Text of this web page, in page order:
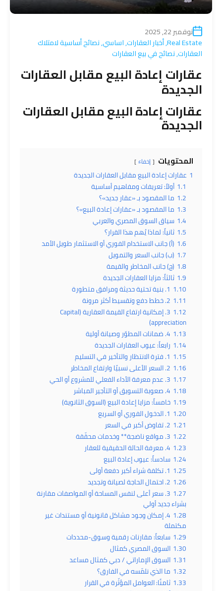
نوفمبر 22, 2025
Real Estate
,أخبار العقارات,اساسي,نصائح أساسية لامتلاك
العقارات,نصائح في بيع العقارات
عقارات إعادة البيع مقابل العقارات
الجديدة
عقاراتإعادة البيع مقابلالعقارات
الجديدة
المحتويات إخفاء
1 عقارات إعادة البيع مقابل العقارات الجديدة
1.1 أولاً: تعريفات ومفاهيم أساسية
1.2 ما المقصود بـ «عقار جديد»؟
1.3 ما المقصود بـ «عقارات إعادة البيع»؟
1.4 سياق السوق المصري والعربي
1.5 ثانياً: لماذا يُهم هذا القرار؟
1.6 (أ) جانب الاستخدام الفوري أو الاستثمار طويل الأمد
1.7 (ب) جانب السعر والتمويل
1.8 (ج) جانب المخاطر والقيمة
1.9 ثالثاً: مزايا العقارات الجديدة
1.10 1. بنية تحتية حديثة ومرافق متطورة
1.11 2. خطط دفع وتقسيط أكثر مرونة
1.12
3. إمكانية ارتفاع القيمة العقارية (Capital
appreciation)
1.13 4. ضمانات المطوّر وصيانة أولية
1.14 رابعاً: عيوب العقارات الجديدة
1.15 1. فترة الانتظار والتأخير في التسليم
1.16 2. السعر الأعلى نسبيًا وارتفاع المخاطر
1.17 3. عدم معرفة الأداء الفعلي للمشروع أو الحي
1.18 4. صعوبة التسويق أو التأجير المباشر
1.19 خامساً: مزايا إعادة البيع (السوق الثانوية)
1.20 1. الدخول الفوري أو السريع
1.21 2. تفاوض أكبر في السعر
1.22 3. مواقع ناضجة** وخدمات محقّقة
1.23 4. معرفة الحالة الحقيقية للعقار
1.24 سادساً: عيوب إعادة البيع
1.25 1. تكلفة شراء أكبر دفعة أولى
1.26 2. احتمال الحاجة لصيانة وتجديد
1.27 3. سعر أعلى لنفس المساحة أو المواصفات مقارنة
بشراء جديد أولي
1.28 4. إمكان وجود مشاكل قانونية أو مستندات غير
مكتملة
1.29 سابعاً: مقارنات رقمية وسوق-محددات
1.30 السوق المصري كمثال
1.31 السوق الإماراتي / دبي كمثال مساعد
1.32 ما الذي نلمّسه في الفارق؟
1.33 ثامنًا: العوامل المؤثّرة في القرار